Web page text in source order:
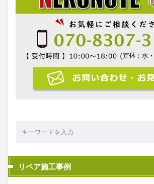
リペア施工事例